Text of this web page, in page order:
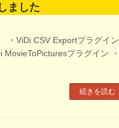
ました
・ViDi CSV Exportプラグイン
MovieToPicturesプラグイン ・
続きを読む